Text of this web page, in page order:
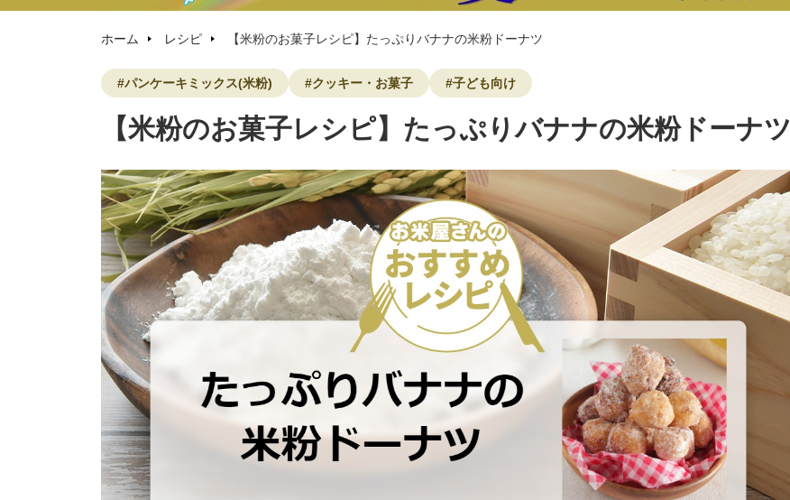
ホーム レシピ 【米粉のお菓子レシピ】たっぷりバナナの米粉ドーナツ
#パンケーキミックス(米粉) #クッキー・お菓子 #子ども向け
【米粉のお菓子レシピ】たっぷりバナナの米粉ドーナツ